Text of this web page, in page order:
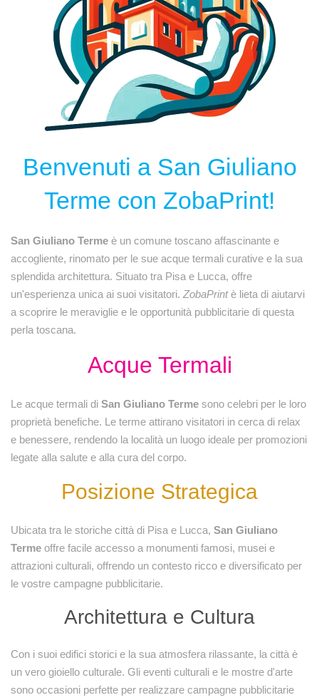
Benvenuti a San Giuliano
Terme con ZobaPrint!
San Giuliano Terme è un comune toscano affascinante e
accogliente, rinomato per le sue acque termali curative e la sua
splendida architettura. Situato tra Pisa e Lucca, offre
un'esperienza unica ai suoi visitatori. ZobaPrintè lieta di aiutarvi
a scoprire le meraviglie e le opportunità pubblicitarie di questa
perla toscana.
Acque Termali
Le acque termali di San Giuliano Terme sono celebri per le loro
proprietà benefiche. Le terme attirano visitatori in cerca di relax
e benessere, rendendo la località un luogo ideale per promozioni
legate alla salute e alla cura del corpo.
Posizione Strategica
Ubicata tra le storiche città di Pisa e Lucca, San Giuliano
Terme offre facile accesso a monumenti famosi, musei e
attrazioni culturali, offrendo un contesto ricco e diversificato per
le vostre campagne pubblicitarie.
Architettura e Cultura
Con i suoi edifici storici e la sua atmosfera rilassante, la città è
un vero gioiello culturale. Gli eventi culturali e le mostre d'arte
sono occasioni perfette per realizzare campagne pubblicitarie